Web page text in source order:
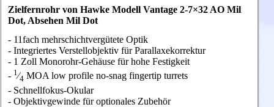
Zielfernrohr von Hawke Modell Vantage 2-7×32 AO Mil
Dot, Absehen Mil Dot
- 11fach mehrschichtvergütete Optik
- Integriertes Verstellobjektiv für Parallaxekorrektur
- 1 Zoll Monorohr-Gehäuse für hohe Festigkeit
- 1⁄4 MOA low profile no-snag fingertip turrets
- Schnellfokus-Okular
- Objektivgewinde für optionales Zubehör